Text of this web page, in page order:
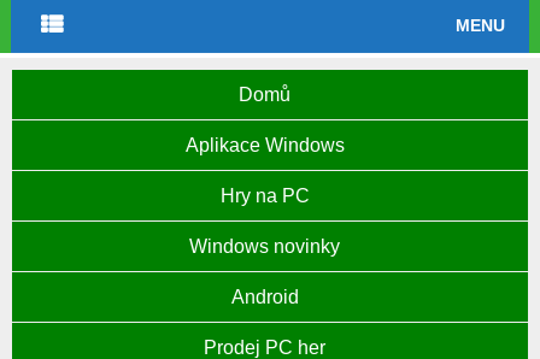
MENU
Domů
Aplikace Windows
Hry na PC
Windows novinky
Android
Prodej PC her